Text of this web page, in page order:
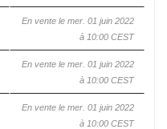
En vente le mer. 01 juin 2022
à 10:00 CEST
En vente le mer. 01 juin 2022
à 10:00 CEST
En vente le mer. 01 juin 2022
à 10:00 CEST